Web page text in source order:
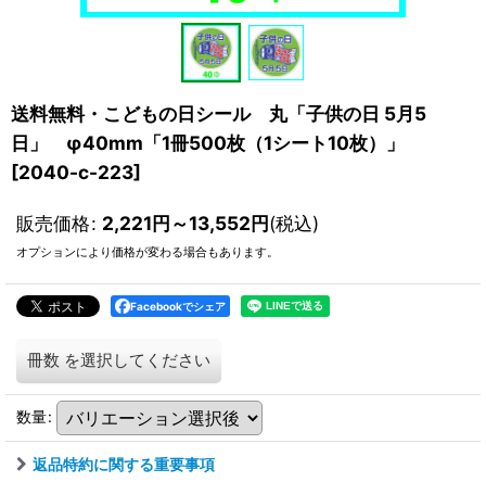
送料無料・こどもの日シール 丸「子供の日 5月5
日」 φ40mm「1冊500枚（1シート10枚）」
[2040-c-223]
販売価格: 2,221円～13,552円(税込)
オプションにより価格が変わる場合もあります。
Facebookでシェア
冊数 を選択してください
数量:
返品特約に関する重要事項